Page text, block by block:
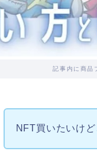
記事内に商品
NFT買いたいけ